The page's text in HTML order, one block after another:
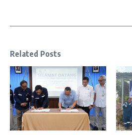
Related Posts